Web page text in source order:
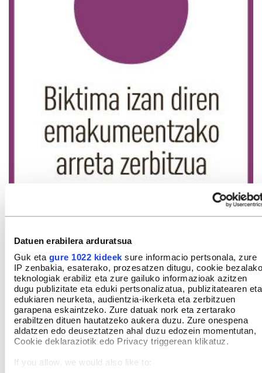
Datuen erabilera arduratsua
Guk eta gure 1022 kideek sure informacio pertsonala, zure
IP zenbakia, esaterako, prozesatzen ditugu, cookie bezalako
teknologiak erabiliz eta zure gailuko informazioak azitzen
dugu publizitate eta eduki pertsonalizatua, publizitatearen eta
edukiaren neurketa, audientzia-ikerketa eta zerbitzuen
garapena eskaintzeko. Zure datuak nork eta zertarako
erabiltzen dituen hautatzeko aukera duzu. Zure onespena
aldatzen edo deuseztatzen ahal duzu edozein momentutan,
Cookie deklaraziotik edo Privacy triggerean klikatuz.
If you allow, we would also like to: